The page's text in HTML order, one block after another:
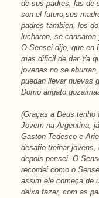
de sus padres, las de
son el futuro,sus
padres tambien, los
lucharon, se cansaron
O Sensei dijo, que en
mas dificil de dar.Ya
jovenes no se
puedan llevar nuevas
Domo arigato
(Graças a Deus tenho
Jovem na Argentina,
Gaston Tedesco e
desafio treinar jovens,
depois pensei. O
recordei como o
assim ele começa de
deixa fazer, com as